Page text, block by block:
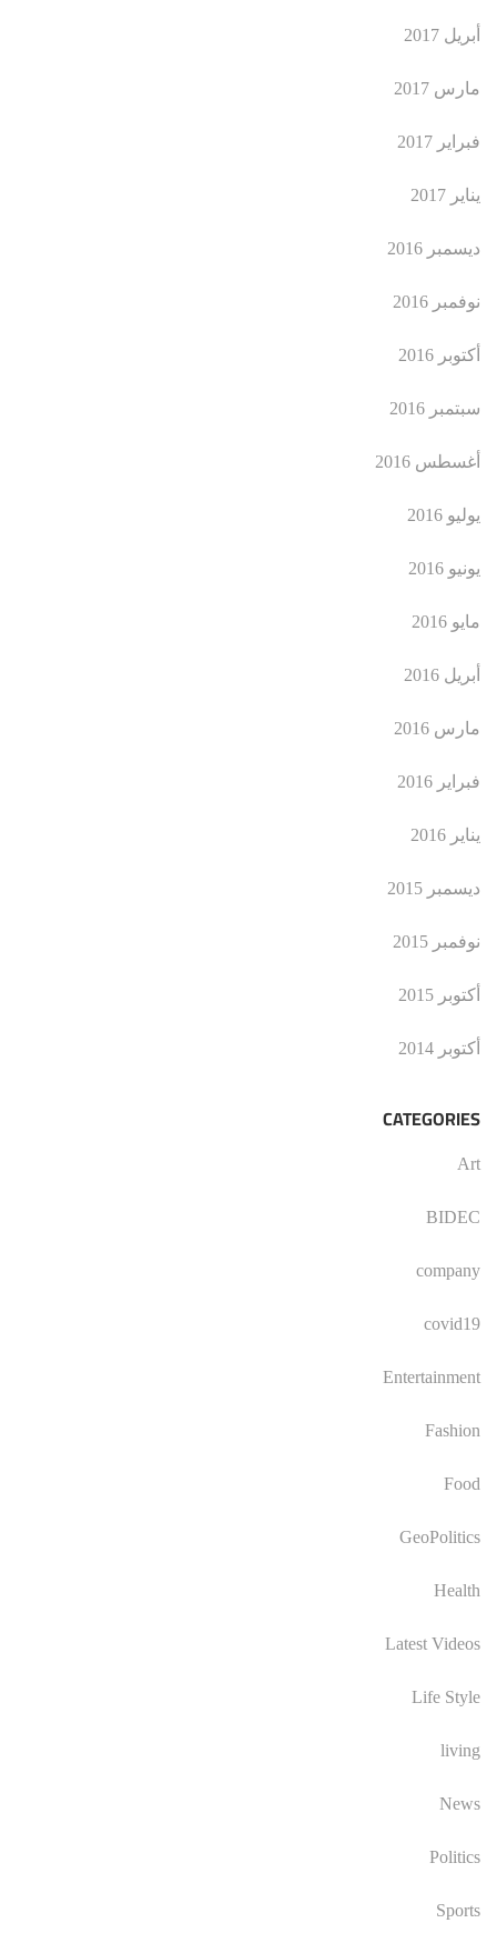
أبريل 2017
مارس 2017
فبراير 2017
يناير 2017
ديسمبر 2016
نوفمبر 2016
أكتوبر 2016
سبتمبر 2016
أغسطس 2016
يوليو 2016
يونيو 2016
مايو 2016
أبريل 2016
مارس 2016
فبراير 2016
يناير 2016
ديسمبر 2015
نوفمبر 2015
أكتوبر 2015
أكتوبر 2014
CATEGORIES
Art
BIDEC
company
covid19
Entertainment
Fashion
Food
GeoPolitics
Health
Latest Videos
Life Style
living
News
Politics
Sports